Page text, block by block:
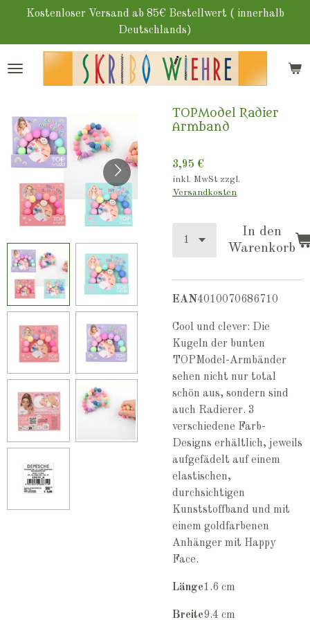
Zum
springen
Kostenloser Versand ab 85€ Bestellwert ( innerhalb
Deutschlands)
TOPModel Radier
Armband
3,95 €
inkl. MwSt zzgl.
Versandkosten
In den
Warenkorb
EAN4010070686710
Cool und clever: Die
Kugeln der bunten
TOPModel-Armbänder
sehen nicht nur total
schön aus, sondern sind
auch Radierer. 3
verschiedene Farb-
Designs erhältlich, jeweils
aufgefädelt auf einem
elastischen,
durchsichtigen
Kunststoffband und mit
einem goldfarbenen
Anhänger mit Happy
Face.
Länge1.6 cm
Breite9.4 cm